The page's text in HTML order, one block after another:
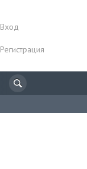
Вход
Регистрация